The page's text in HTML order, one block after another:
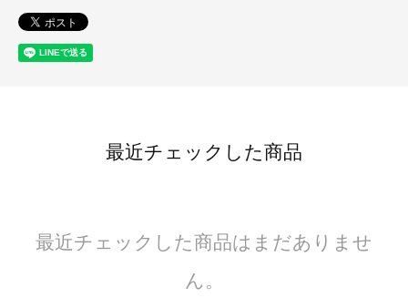
最近チェックした商品
最近チェックした商品はまだありませ
ん。